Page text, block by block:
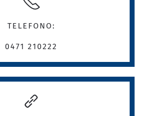
TELEFONO:
0471 210222